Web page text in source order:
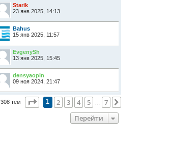
Starik
23 янв 2025, 14:13
Bahus
15 янв 2025, 11:57
EvgenySh
13 янв 2025, 15:45
densyaopin
09 ноя 2024, 21:47
308 тем Страница из 7
1 2 3 4 5 … 7
Перейти